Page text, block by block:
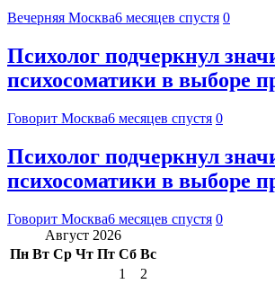
Вечерняя Москва6 месяцев спустя 0
Психолог подчеркнул
психосоматики в выборе
Говорит Москва6 месяцев спустя 0
Психолог подчеркнул
психосоматики в выборе
Говорит Москва6 месяцев спустя 0
Август 2026
Пн Вт Ср Чт Пт Сб Вс
1
2